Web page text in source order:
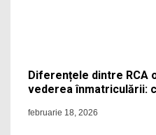
Diferențele dintre RCA
vederea înmatriculării:
februarie 18, 2026